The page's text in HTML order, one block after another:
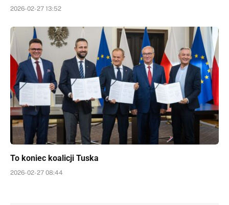
2026-02-27 13:52
To koniec koalicji Tuska
2026-02-27 08:44